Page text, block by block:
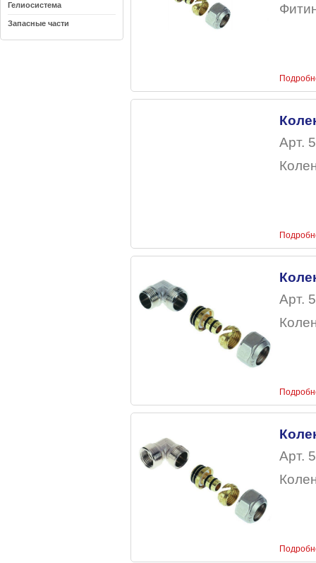
Арт.
Арт.
Арт.
Гелиосистема
Запасные части